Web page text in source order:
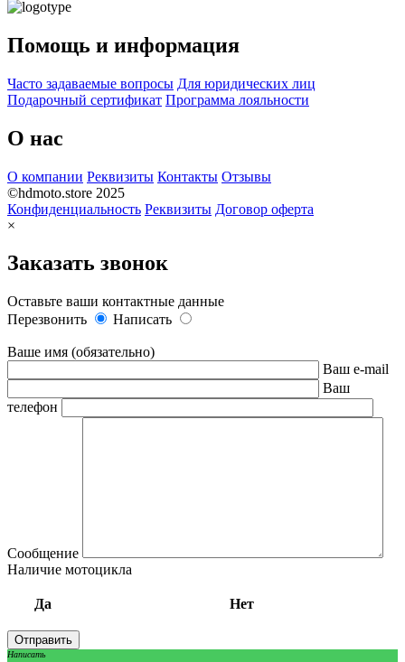
Помощь и информация
Часто задаваемые вопросы Для юридических лиц
Подарочный сертификат Программа лояльности
О нас
О компании Реквизиты Контакты Отзывы
©hdmoto.store 2025
Конфиденциальность Реквизиты Договор оферта
×
Заказать звонок
Оставьте ваши контактные данные
Перезвонить
Написать
Ваше имя (обязательно)
Ваш e-mail
Ваш
телефон
Сообщение
Наличие мотоцикла
Да Нет
Написать